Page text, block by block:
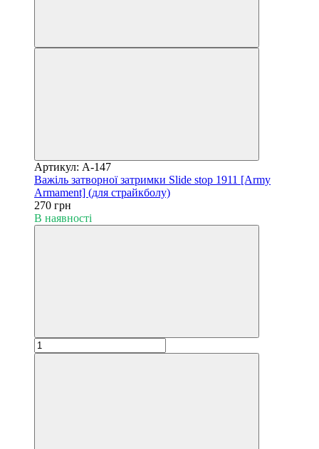
Артикул: A-147
Важіль затворної затримки Slide stop 1911 [Army
Armament] (для страйкболу)
270 грн
В наявності